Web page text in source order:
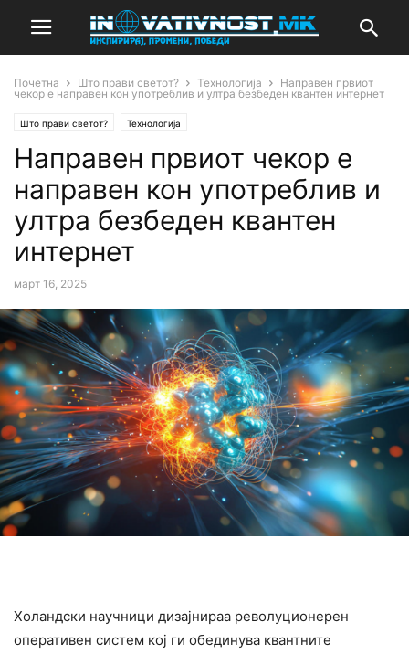
Почетна Што прави светот? Технологија
Направен првиот
чекор е направен кон употреблив и ултра безбеден квантен интернет
Што прави светот? Технологија
Направен првиот чекор е
направен кон употреблив и
ултра безбеден квантен
интернет
март 16, 2025
Холандски научници дизајнираа револуционерен
оперативен систем кој ги обединува квантните